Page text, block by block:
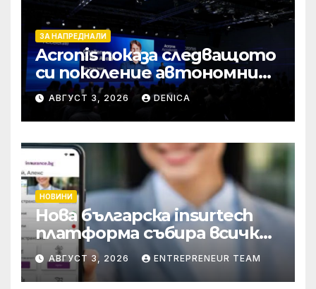
ЗА НАПРЕДНАЛИ
Acronis показа следващото
си поколение автономни
услуги
АВГУСТ 3, 2026 DENICA
НОВИНИ
Нова българска insurtech
платформа събира всички
застраховки на едно
място
АВГУСТ 3, 2026 ENTREPRENEUR TEAM